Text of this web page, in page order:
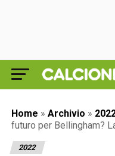
Home » Archivio »
futuro per Bellingham?
2022